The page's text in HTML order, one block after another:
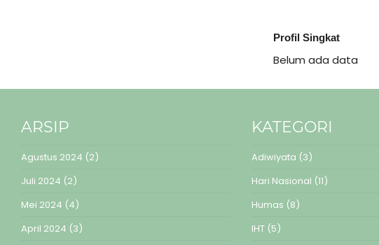
Profil Singkat
Belum ada data
ARSIP
Agustus 2024 (2)
Juli 2024 (2)
Mei 2024 (4)
April 2024 (3)
KATEGORI
Adiwiyata (3)
Hari Nasional (11)
Humas (8)
IHT(5)